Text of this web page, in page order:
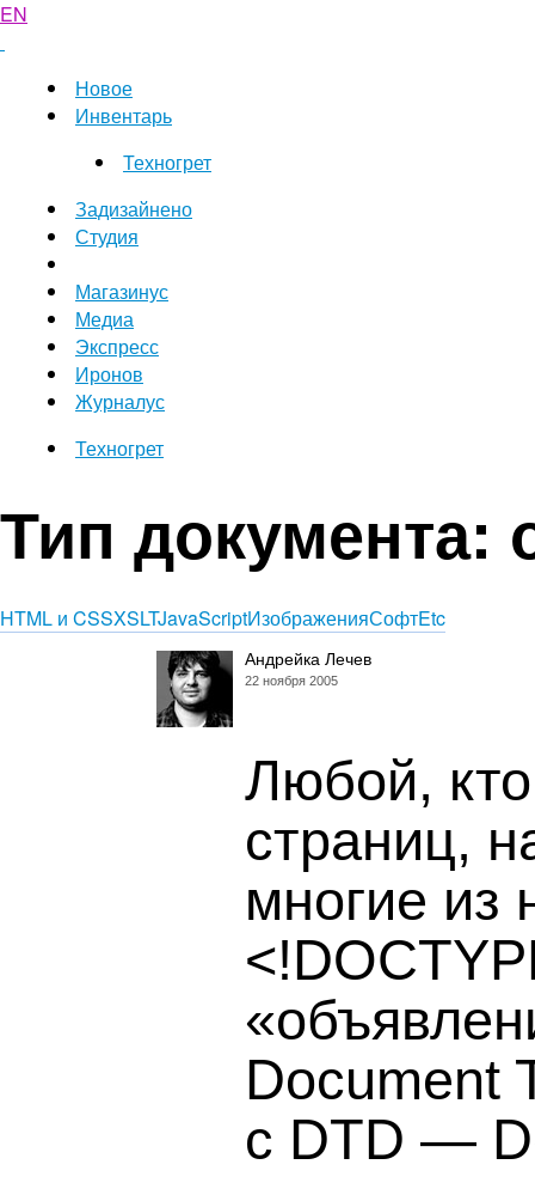
EN
Новое
Инвентарь
Техногрет
Задизайнено
Студия
Магазинус
Медиа
Экспресс
Иронов
Журналус
Техногрет
Тип документа:
HTML и CSSXSLTJavaScriptИзображенияСофтEtc
Андрейка Лечев
22 ноября 2005
Любой,
страниц,
многие из
Document
с DTD —